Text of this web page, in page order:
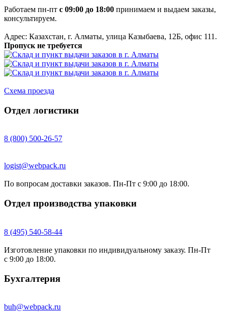
Работаем пн-пт с 09:00 до 18:00 принимаем и выдаем заказы,
консультируем.
Адрес: Казахстан, г. Алматы, улица Казыбаева, 12Б, офис 111.
Пропуск не требуется
Схема проезда
Отдел логистики
8 (800) 500-26-57
logist@webpack.ru
По вопросам доставки заказов. Пн-Пт с 9:00 до 18:00.
Отдел производства упаковки
8 (495) 540-58-44
Изготовление упаковки по индивидуальному заказу. Пн-Пт
с 9:00 до 18:00.
Бухгалтерия
buh@webpack.ru